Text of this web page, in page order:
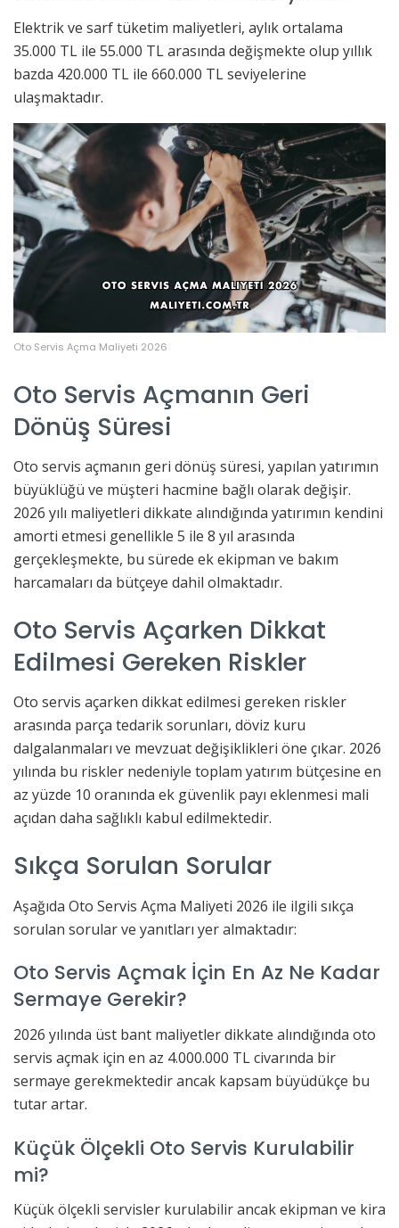
Elektrik ve sarf tüketim maliyetleri, aylık ortalama
35.000 TL ile 55.000 TL arasında değişmekte olup yıllık
bazda 420.000 TL ile 660.000 TL seviyelerine
ulaşmaktadır.
Oto Servis Açma Maliyeti 2026
Oto Servis Açmanın Geri
Dönüş Süresi
Oto servis açmanın geri dönüş süresi, yapılan yatırımın
büyüklüğü ve müşteri hacmine bağlı olarak değişir.
2026 yılı maliyetleri dikkate alındığında yatırımın kendini
amorti etmesi genellikle 5 ile 8 yıl arasında
gerçekleşmekte, bu sürede ek ekipman ve bakım
harcamaları da bütçeye dahil olmaktadır.
Oto Servis Açarken Dikkat
Edilmesi Gereken Riskler
Oto servis açarken dikkat edilmesi gereken riskler
arasında parça tedarik sorunları, döviz kuru
dalgalanmaları ve mevzuat değişiklikleri öne çıkar. 2026
yılında bu riskler nedeniyle toplam yatırım bütçesine en
az yüzde 10 oranında ek güvenlik payı eklenmesi mali
açıdan daha sağlıklı kabul edilmektedir.
Sıkça Sorulan Sorular
Aşağıda Oto Servis Açma Maliyeti 2026 ile ilgili sıkça
sorulan sorular ve yanıtları yer almaktadır:
Oto Servis Açmak İçin En Az Ne Kadar
Sermaye Gerekir?
2026 yılında üst bant maliyetler dikkate alındığında oto
servis açmak için en az 4.000.000 TL civarında bir
sermaye gerekmektedir ancak kapsam büyüdükçe bu
tutar artar.
Küçük Ölçekli Oto Servis Kurulabilir
mi?
Küçük ölçekli servisler kurulabilir ancak ekipman ve kira